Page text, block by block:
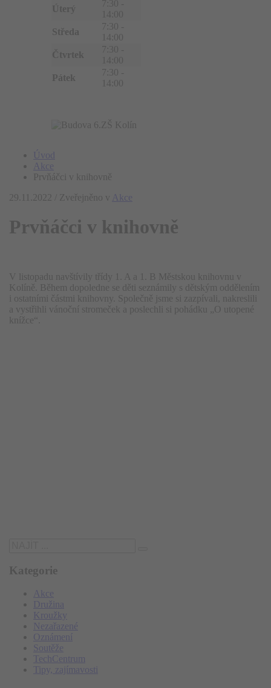
Středa
7:30 -
14:00
Pátek
7:30 -
14:00
Úvod
Akce
Prvňáčci v knihovně
29.11.2022
Zveřejněno v Akce
Prvňáčci v knihovně
V listopadu navštívily třídy 1. A a 1. B Městskou knihovnu v
Kolíně. Během dopoledne se děti seznámily s dětským oddělením
i ostatními částmi knihovny. Společně jsme si zazpívali, nakreslili
a vystřihli vánoční stromeček a poslechli si pohádku „O utopené
knížce“.
Kategorie
Akce
Družina
Kroužky
Nezařazené
Oznámení
Soutěže
TechCentrum
Tipy, zajímavosti